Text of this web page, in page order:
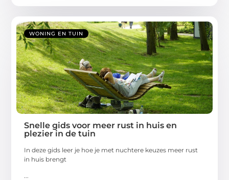
WONING EN TUIN
Snelle gids voor meer rust in huis en
plezier in de tuin
In deze gids leer je hoe je met nuchtere keuzes meer rust
in huis brengt
...